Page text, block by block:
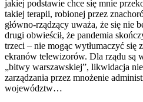
jakiej podstawie chce się mnie
takiej terapii, robionej przez
główno-rządzący uważa, że się nie
drugi obwieścił, że pandemia
trzeci – nie mogąc wytłumaczyć się
ekranów telewizorów. Dla rządu są
„bitwy warszawskiej”, likwidacja
zarządzania przez mnożenie
województw…